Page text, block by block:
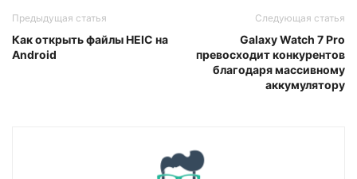
Предыдущая статья
Как открыть файлы HEIC на
Android
Следующая статья
Galaxy Watch 7 Pro
превосходит конкурентов
благодаря массивному
аккумулятору